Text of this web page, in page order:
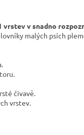
vrstev v snadno
malých psích
čivavě.
vrstev.